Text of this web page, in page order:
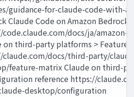
guidance-for-claude-code-with-
Claude Code on Amazon Bedrock
docs/ja/amazon-
on third-party platforms > Features
docs/third-party/
feature-matrix Claude on third-
reference https://
desktop/configuration